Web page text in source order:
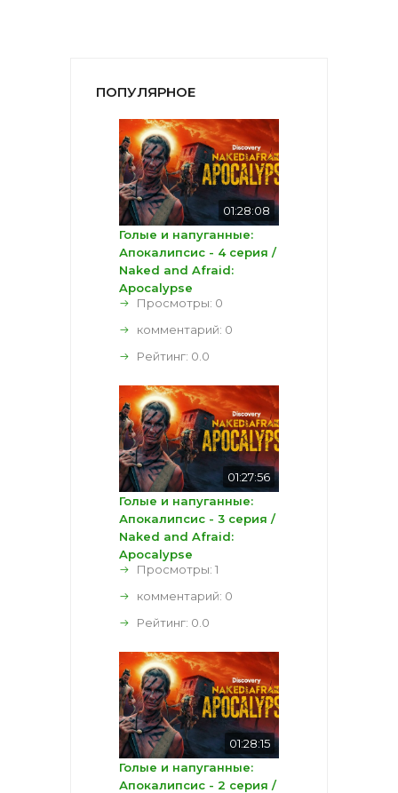
ПОПУЛЯРНОЕ
01:28:08
Голые и напуганные:
Апокалипсис - 4 серия /
Naked and Afraid:
Apocalypse
Просмотры: 0
комментарий: 0
Рейтинг: 0.0
01:27:56
Голые и напуганные:
Апокалипсис - 3 серия /
Naked and Afraid:
Apocalypse
Просмотры: 1
комментарий: 0
Рейтинг: 0.0
01:28:15
Голые и напуганные:
Апокалипсис - 2 серия /